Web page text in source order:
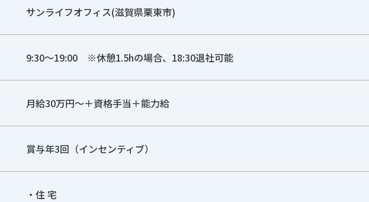
サンライフオフィス(滋賀県栗東市)
9:30～19:00 ※休憩1.5hの場合、18:30退社可能
月給30万円～＋資格手当＋能力給
賞与年3回（インセンティブ）
・住 宅